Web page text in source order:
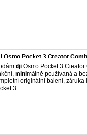
Osmo Pocket 3 Creator
dji Osmo Pocket 3
minimálně používaná a
originální balení,
3 ...